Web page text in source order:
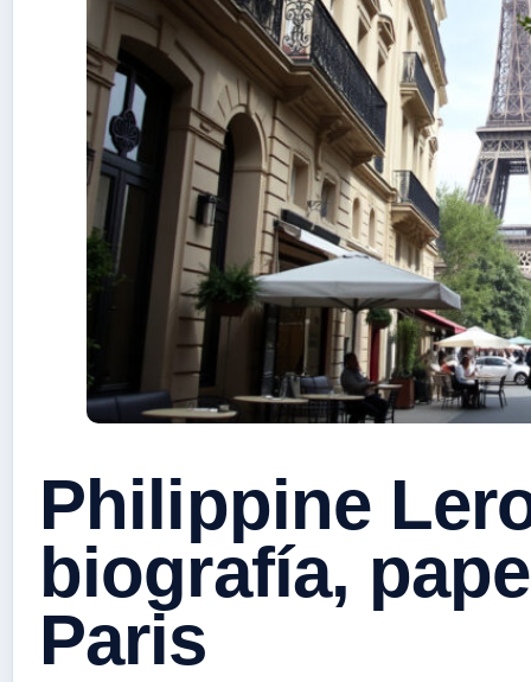
Philippine
biografía,
Paris